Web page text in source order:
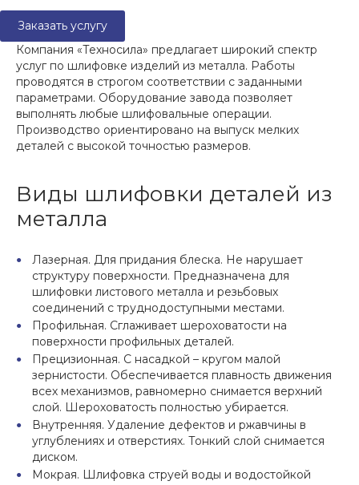
Заказать услугу
Компания «Техносила» предлагает широкий спектр
услуг по шлифовке изделий из металла. Работы
проводятся в строгом соответствии с заданными
параметрами. Оборудование завода позволяет
выполнять любые шлифовальные операции.
Производство ориентировано на выпуск мелких
деталей с высокой точностью размеров.
Виды шлифовки деталей из
металла
Лазерная. Для придания блеска. Не нарушает
структуру поверхности. Предназначена для
шлифовки листового металла и резьбовых
соединений с труднодоступными местами.
Профильная. Сглаживает шероховатости на
поверхности профильных деталей.
Прецизионная. С насадкой – кругом малой
зернистости. Обеспечивается плавность движения
всех механизмов, равномерно снимается верхний
слой. Шероховатость полностью убирается.
Внутренняя. Удаление дефектов и ржавчины в
углублениях и отверстиях. Тонкий слой снимается
диском.
Мокрая. Шлифовка струей воды и водостойкой